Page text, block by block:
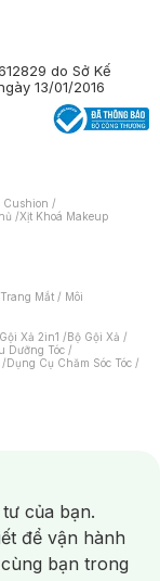
do Sở Kế
13/01/2016
Cushion /
/Xịt Khoá Makeup
Mắt / Môi
Xả 2in1 /Bộ Gội Xả /
Dưỡng Tóc /
/Dụng Cụ Chăm Sóc Tóc /
/Nước Rửa Tay/
Điện/
Súc Miệng/
/Dưỡng Vùng Kín/
Râu /Dao Cạo Râu/
của bạn.
để vận hành
bạn trong